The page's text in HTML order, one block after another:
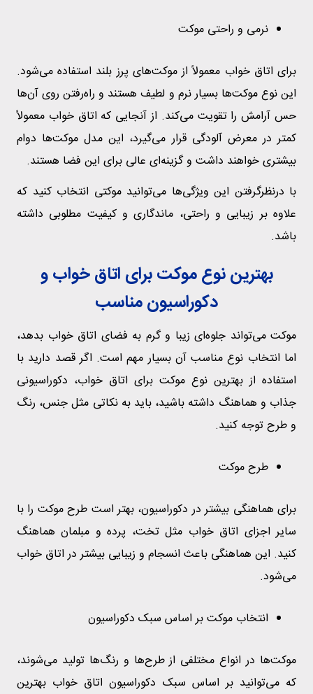
نرمی و راحتی موکت
برای اتاق خواب معمولاً از موکت‌های پرز بلند استفاده می‌شود.
این نوع موکت‌ها بسیار نرم و لطیف هستند و راه‌رفتن روی آن‌ها
حس آرامش را تقویت می‌کند. از آنجایی که اتاق خواب معمولاً
کمتر در معرض آلودگی قرار می‌گیرد، این مدل موکت‌ها دوام
بیشتری خواهند داشت و گزینه‌ای عالی برای این فضا هستند.
با درنظرگرفتن این ویژگی‌ها می‌توانید موکتی انتخاب کنید که
علاوه بر زیبایی و راحتی، ماندگاری و کیفیت مطلوبی داشته
باشد.
بهترین نوع موکت برای اتاق خواب و
دکوراسیون مناسب
موکت می‌تواند جلوه‌ای زیبا و گرم به فضای اتاق خواب بدهد،
اما انتخاب نوع مناسب آن بسیار مهم است. اگر قصد دارید با
استفاده از بهترین نوع موکت برای اتاق خواب، دکوراسیونی
جذاب و هماهنگ داشته باشید، باید به نکاتی مثل جنس، رنگ
و طرح توجه کنید.
طرح موکت
برای هماهنگی بیشتر در دکوراسیون، بهتر است طرح موکت را با
سایر اجزای اتاق خواب مثل تخت، پرده و مبلمان هماهنگ
کنید. این هماهنگی باعث انسجام و زیبایی بیشتر در اتاق خواب
می‌شود.
انتخاب موکت بر اساس سبک دکوراسیون
موکت‌ها در انواع مختلفی از طرح‌ها و رنگ‌ها تولید می‌شوند،
که می‌توانید بر اساس سبک دکوراسیون اتاق خواب بهترین